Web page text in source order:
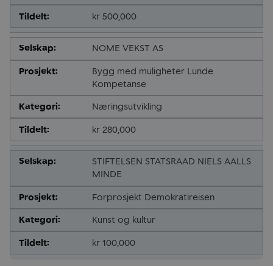
kr 500,000
NOME VEKST AS
Bygg med muligheter Lunde
Kompetanse
Næringsutvikling
kr 280,000
STIFTELSEN STATSRAAD NIELS AALLS
MINDE
Forprosjekt Demokratireisen
Kunst og kultur
kr 100,000